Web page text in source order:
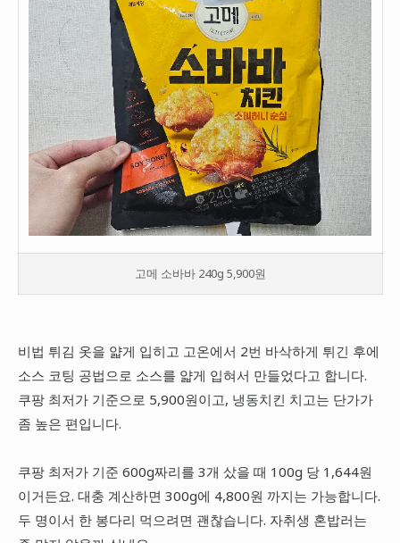
고메 소바바 240g 5,900원
비법 튀김 옷을 얇게 입히고 고온에서 2번 바삭하게 튀긴 후에
소스 코팅 공법으로 소스를 얇게 입혀서 만들었다고 합니다.
쿠팡 최저가 기준으로 5,900원이고, 냉동치킨 치고는 단가가
좀 높은 편입니다.
쿠팡 최저가 기준 600g짜리를 3개 샀을 때 100g 당 1,644원
이거든요. 대충 계산하면 300g에 4,800원 까지는 가능합니다.
두 명이서 한 봉다리 먹으려면 괜찮습니다. 자취생 혼밥러는